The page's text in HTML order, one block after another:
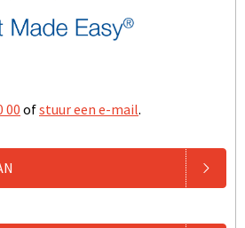
00 ofstuur een e-mail.